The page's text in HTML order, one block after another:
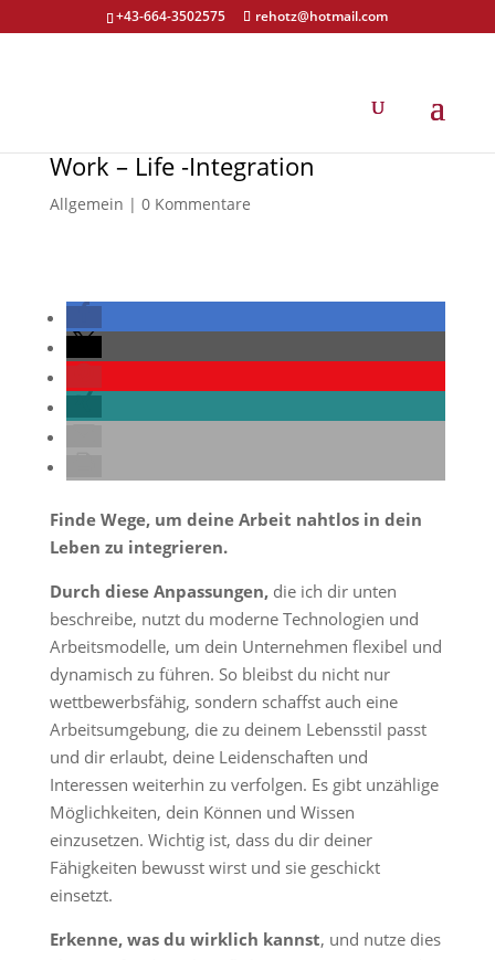
+43-664-3502575 rehotz@hotmail.com
Work – Life -Integration
Allgemein | 0 Kommentare
Finde Wege, um deine Arbeit nahtlos in dein
Leben zu integrieren.
Durch diese Anpassungen, die ich dir unten
beschreibe, nutzt du moderne Technologien und
Arbeitsmodelle, um dein Unternehmen flexibel und
dynamisch zu führen. So bleibst du nicht nur
wettbewerbsfähig, sondern schaffst auch eine
Arbeitsumgebung, die zu deinem Lebensstil passt
und dir erlaubt, deine Leidenschaften und
Interessen weiterhin zu verfolgen. Es gibt unzählige
Möglichkeiten, dein Können und Wissen
einzusetzen. Wichtig ist, dass du dir deiner
Fähigkeiten bewusst wirst und sie geschickt
einsetzt.
Erkenne, was du wirklich kannst, und nutze dies